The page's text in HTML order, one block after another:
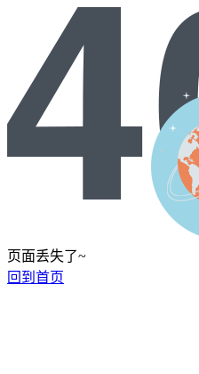
页面丢失了~
回到首页